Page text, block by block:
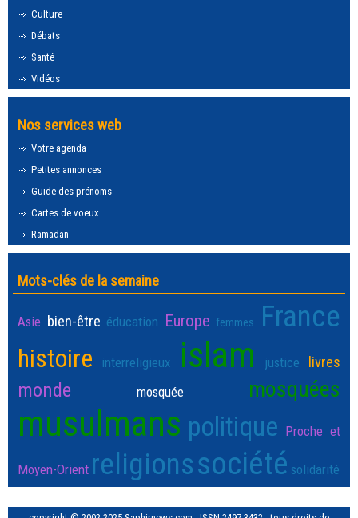
Culture
Débats
Santé
Vidéos
Nos services web
Votre agenda
Petites annonces
Guide des prénoms
Cartes de voeux
Ramadan
Mots-clés de la semaine
Asie bien-être éducation Europe femmes France
histoire interreligieux islam justice livres
monde mosquée mosquées
musulmans politique Proche et
Moyen-Orient religionssociété solidarité